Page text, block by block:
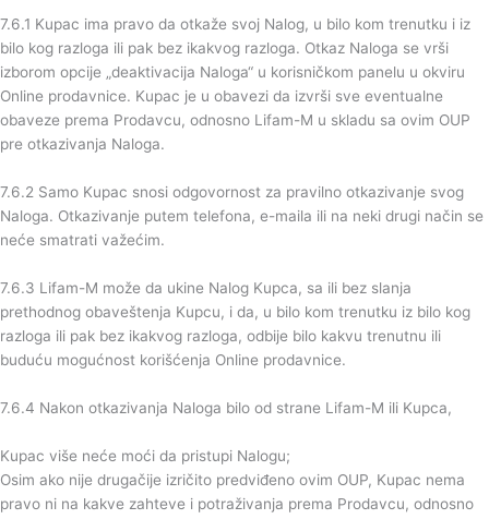
7.6.1 Kupac ima pravo da otkaže svoj Nalog, u bilo kom trenutku i iz
bilo kog razloga ili pak bez ikakvog razloga. Otkaz Naloga se vrši
izborom opcije „deaktivacija Naloga“ u korisničkom panelu u okviru
Online prodavnice. Kupac je u obavezi da izvrši sve eventualne
obaveze prema Prodavcu, odnosno Lifam-M u skladu sa ovim OUP
pre otkazivanja Naloga.
7.6.2 Samo Kupac snosi odgovornost za pravilno otkazivanje svog
Naloga. Otkazivanje putem telefona, e-maila ili na neki drugi način se
neće smatrati važećim.
7.6.3 Lifam-M može da ukine Nalog Kupca, sa ili bez slanja
prethodnog obaveštenja Kupcu, i da, u bilo kom trenutku iz bilo kog
razloga ili pak bez ikakvog razloga, odbije bilo kakvu trenutnu ili
buduću mogućnost korišćenja Online prodavnice.
7.6.4 Nakon otkazivanja Naloga bilo od strane Lifam-M ili Kupca,
Kupac više neće moći da pristupi Nalogu;
Osim ako nije drugačije izričito predviđeno ovim OUP, Kupac nema
pravo ni na kakve zahteve i potraživanja prema Prodavcu, odnosno